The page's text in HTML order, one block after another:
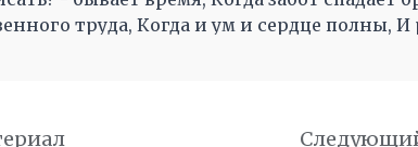
труда, Когда и ум и сердце полны,